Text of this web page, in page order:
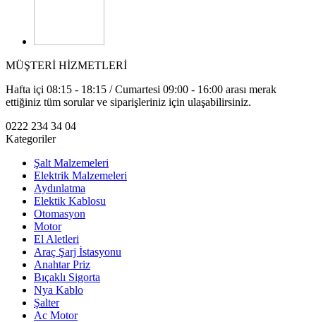
MÜŞTERİ HİZMETLERİ
Hafta içi 08:15 - 18:15 / Cumartesi 09:00 - 16:00 arası merak
ettiğiniz tüm sorular ve siparişleriniz için ulaşabilirsiniz.
0222 234 34 04
Kategoriler
Şalt Malzemeleri
Elektrik Malzemeleri
Aydınlatma
Elektik Kablosu
Otomasyon
Motor
El Aletleri
Araç Şarj İstasyonu
Anahtar Priz
Bıçaklı Sigorta
Nya Kablo
Şalter
Ac Motor